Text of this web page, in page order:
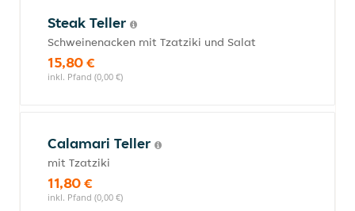
Steak Teller
Schweinenacken mit Tzatziki und Salat
15,80 €
inkl. Pfand (0,00 €)
Calamari Teller
mit Tzatziki
11,80 €
inkl. Pfand (0,00 €)